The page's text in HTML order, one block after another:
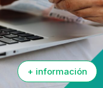
+ información